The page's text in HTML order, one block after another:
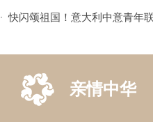
· 快闪颂祖国！意大利中意青年
亲情中华